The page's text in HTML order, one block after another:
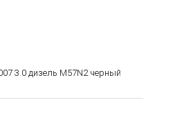
3.0 дизель M57N2 черный